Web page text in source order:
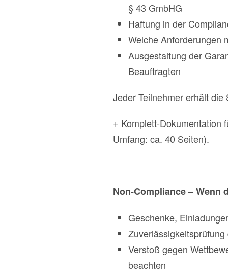
§ 43 GmbHG
Haftung in der
Welche Anforderungen
Ausgestaltung der
Beauftragten
Jeder Teilnehmer erhält die
+ Komplett-Dokumentation
Umfang: ca. 40 Seiten).
Non-Compliance – Wenn
Geschenke,
Verstoß gegen
beachten